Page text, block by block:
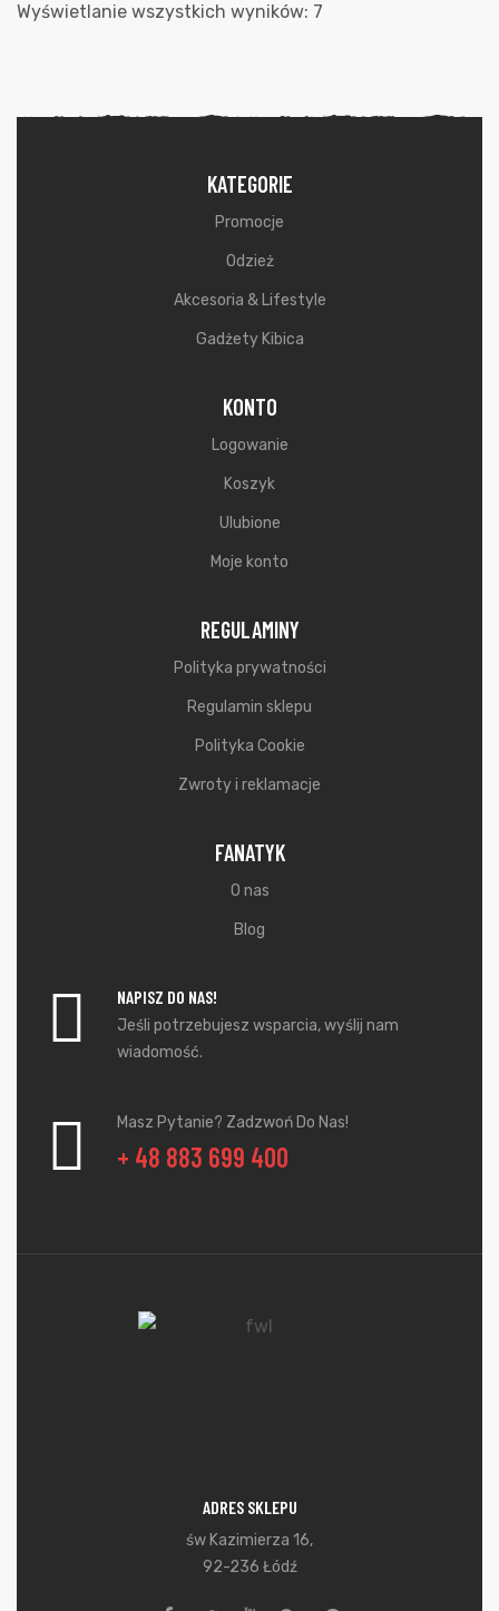
Wyświetlanie wszystkich wyników: 7
KATEGORIE
Promocje
Odzież
Akcesoria & Lifestyle
Gadżety Kibica
KONTO
Logowanie
Koszyk
Ulubione
Moje konto
REGULAMINY
Polityka prywatności
Regulamin sklepu
Polityka Cookie
Zwroty i reklamacje
FANATYK
O nas
Blog
NAPISZ DO NAS!
Jeśli potrzebujesz wsparcia, wyślij nam
wiadomość.
Masz Pytanie? Zadzwoń Do Nas!
+ 48 883 699 400
ADRES SKLEPU
św Kazimierza 16,
92-236 Łódź